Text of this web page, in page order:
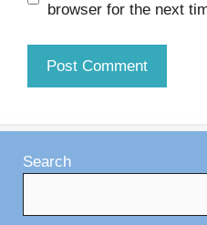
browser for the next
Search